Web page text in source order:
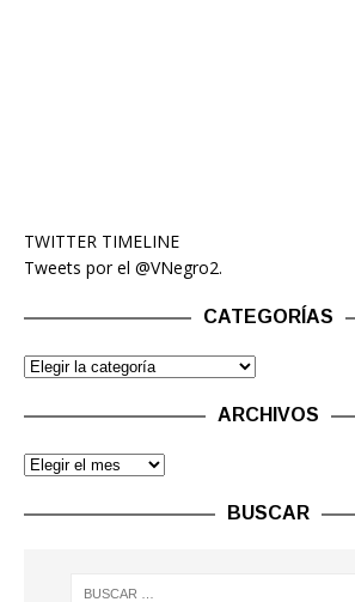
TWITTER TIMELINE
Tweets por el @VNegro2.
CATEGORÍAS
ARCHIVOS
BUSCAR